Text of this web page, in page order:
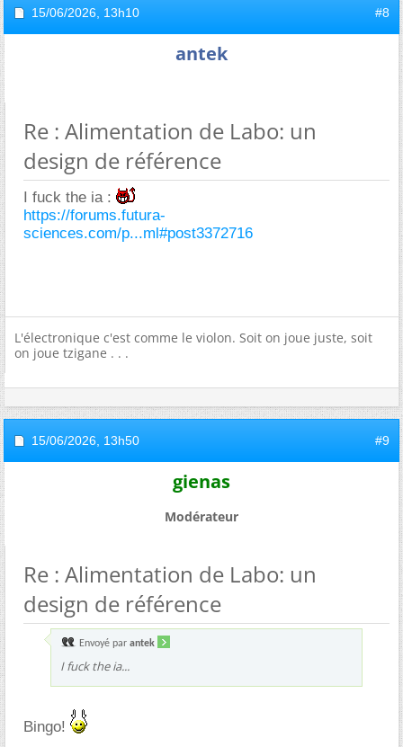
15/06/2026, 13h10 #8
antek
Re : Alimentation de Labo: un
design de référence
I fuck the ia :
https://forums.futura-
sciences.com/p...ml#post3372716
L'électronique c'est comme le violon. Soit on joue juste, soit
on joue tzigane . . .
15/06/2026, 13h50 #9
gienas
Modérateur
Re : Alimentation de Labo: un
design de référence
Envoyé par antek
I fuck the ia...
Bingo!